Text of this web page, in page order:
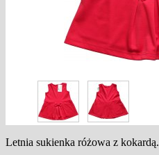
Letnia sukienka różowa z kokardą.